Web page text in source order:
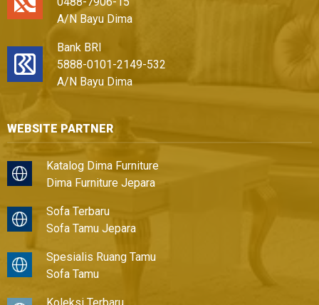
A/N Bayu Dima
Bank BRI
5888-0101-2149-532
A/N Bayu Dima
WEBSITE PARTNER
Katalog Dima Furniture
Dima Furniture Jepara
Sofa Terbaru
Sofa Tamu Jepara
Spesialis Ruang Tamu
Sofa Tamu